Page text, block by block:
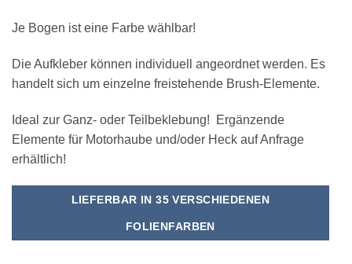
Je Bogen ist eine Farbe wählbar!
Die Aufkleber können individuell angeordnet werden. Es
handelt sich um einzelne freistehende Brush-Elemente.
Ideal zur Ganz- oder Teilbeklebung! Ergänzende
Elemente für Motorhaube und/oder Heck auf Anfrage
erhältlich!
LIEFERBAR IN 35 VERSCHIEDENEN
FOLIENFARBEN